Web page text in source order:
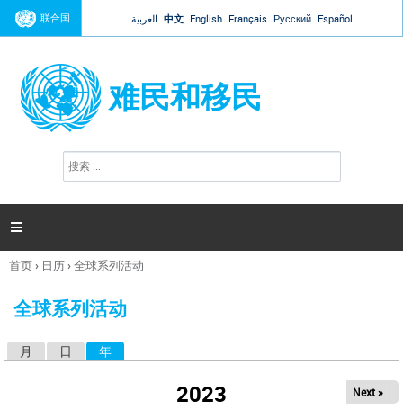
Jump to navigation
联合国 العربية 中文 English Français Русский Español
难民和移民
搜
索

你
这
首页› 日历›全球系列活动
全球系列活动
月 日 年
2023 Next »